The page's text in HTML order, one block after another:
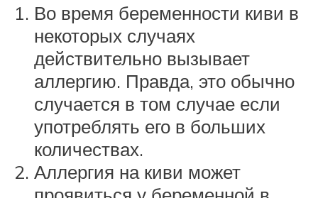
Во время беременности киви в
некоторых случаях
действительно вызывает
аллергию. Правда, это обычно
случается в том случае если
употреблять его в больших
количествах.
Аллергия на киви может